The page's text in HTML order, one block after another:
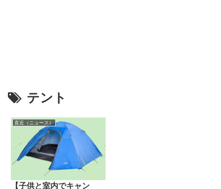
テント
直近（ニュース）
【子供と室内でキャン